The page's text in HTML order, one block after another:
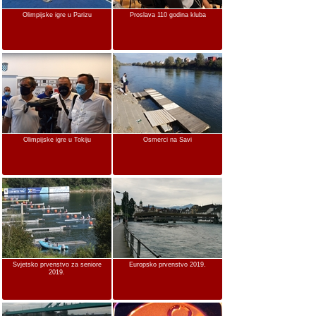
Olimpijske igre u Parizu Proslava 110 godina kluba
Olimpijske igre u Tokiju Osmerci na Savi
Svjetsko prvenstvo za seniore
2019.
Europsko prvenstvo 2019.